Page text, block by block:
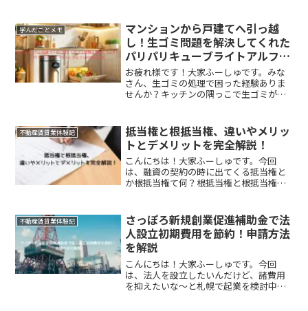
うにかして収益に変えたいと思っている
あなたにピッタリの内容を...
学んだことメモ
マンションから戸建てへ引っ越
し！生ゴミ問題を解決してくれた
パリパリキューブライトアルファ
の使い心地
お疲れ様です！大家ふーしゅです。みな
さん、生ゴミの処理で困った経験ありま
せんか？キッチンの隅っこで生ゴミが臭
なりがちだし、ゴミ袋に液だれして汚れ
たりと、ストレスの元にな...
不動産賃貸業体験記
抵当権と根抵当権、違いやメリッ
トとデメリットを完全解説！
こんにちは！大家ふーしゅです。今回
は、融資の契約の時に出てくる抵当権と
か根抵当権て何？根抵当権と根抵当権っ
約が終わって、金銭消費貸借契約を結ぶ
際に出てくるワードです。重要...
不動産賃貸業体験記
さっぽろ新規創業促進補助金で法
人設立初期費用を節約！申請方法
を解説
こんにちは！大家ふーしゅです。今回
は、法人を設立したいんだけど、諸費用
を抑えたいな〜と札幌で起業を検討中の